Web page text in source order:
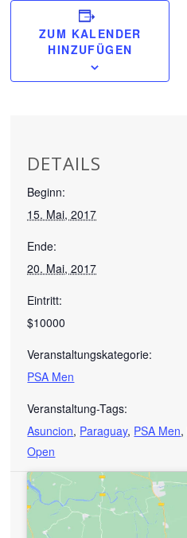
ZUM KALENDER
HINZUFÜGEN
DETAILS
Beginn:
15. Mai, 2017
Ende:
20. Mai, 2017
Eintritt:
$10000
Veranstaltungskategorie:
PSA Men
Veranstaltung-Tags:
Asuncion, Paraguay, PSA Men,
Open